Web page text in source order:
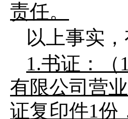
责任。
以上事实
1.书证：（ 1
有限公司营
证复印件1份